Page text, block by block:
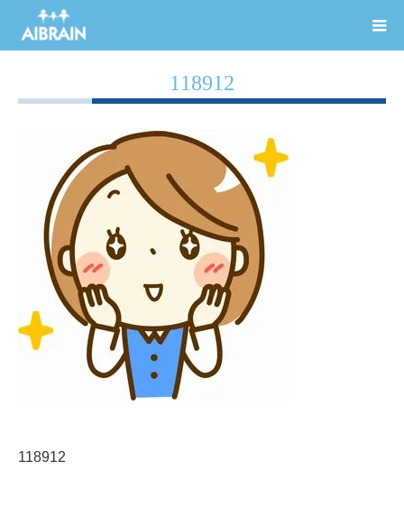
118912
118912